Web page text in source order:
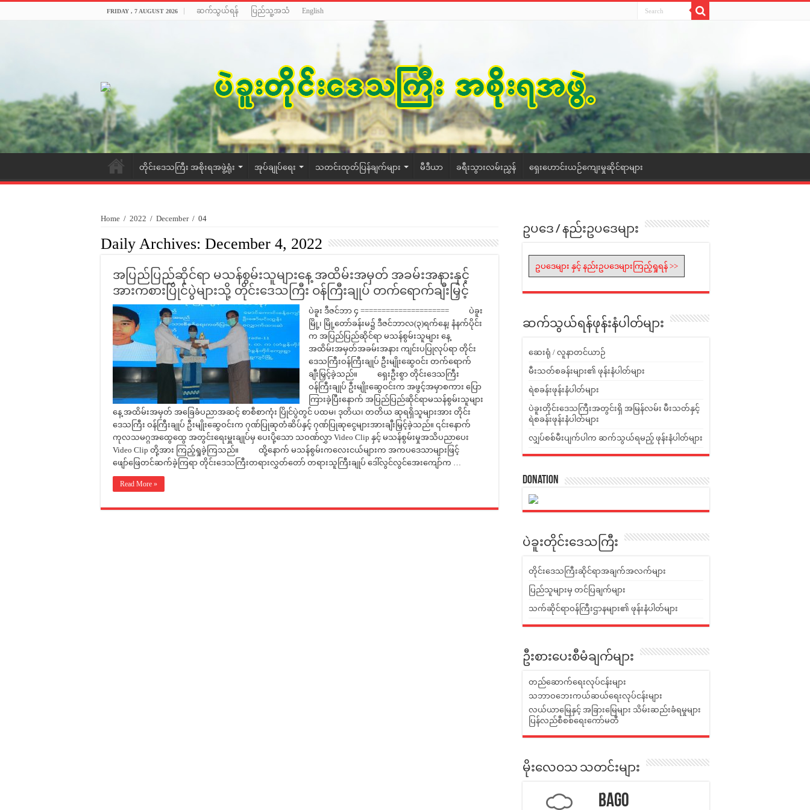
FRIDAY , 7 AUGUST 2026 ဆက်သွယ်ရန် ပြည်သူ့အသံ English
တိုင်းဒေသကြီး အစိုးရအဖွဲ့ရုံး အုပ်ချုပ်ရေး သတင်းထုတ်ပြန်ချက်များ မီဒီယာ ခရီးသွားလမ်းညွှန် ရှေးဟောင်းယဉ်ကျေးမှုဆိုင်ရာများ
Home / 2022 / December / 04
Daily Archives: December 4, 2022
အပြည်ပြည်ဆိုင်ရာ မသန်စွမ်းသူများနေ့ အထိမ်းအမှတ် အခမ်းအနားနှင့်
အားကစားပြိုင်ပွဲများသို့ တိုင်းဒေသကြီး ဝန်ကြီးချုပ် တက်ရောက်ချီးမြှင့်
ပဲခူး ဒီဇင်ဘာ ၄ ===================== ပဲခူး
မြို့၊ မြို့တော်ခန်းမ၌ ဒီဇင်ဘာလ(၃)ရက်နေ့၊ နံနက်ပိုင်း
က အပြည်ပြည်ဆိုင်ရာ မသန်စွမ်းသူများ နေ့
အထိမ်းအမှတ်အခမ်းအနား ကျင်းပပြုလုပ်ရာ တိုင်း
ဒေသကြီးဝန်ကြီးချုပ် ဦးမျိုးဆွေဝင်း တက်ရောက်
ချီးမြှင့်ခဲ့သည်။ ရှေးဦးစွာ တိုင်းဒေသကြီး
ဝန်ကြီးချုပ် ဦးမျိုးဆွေဝင်းက အဖွင့်အမှာစကား ပြော
ကြားခဲ့ပြီးနောက် အပြည်ပြည်ဆိုင်ရာမသန်စွမ်းသူများ
နေ့ အထိမ်းအမှတ် အခြေခံပညာအဆင့် စာစီစာကုံး ပြိုင်ပွဲတွင် ပထမ၊ ဒုတိယ၊ တတိယ ဆုရရှိသူများအား တိုင်း
ဒေသကြီး ဝန်ကြီးချုပ် ဦးမျိုးဆွေဝင်းက ဂုဏ်ပြုဆုတံဆိပ်နှင့် ဂုဏ်ပြုဆုငွေများအားချီးမြှင့်ခဲ့သည်။ ၎င်းနောက်
ကုလသမဂ္ဂအထွေထွေ အတွင်းရေးမှူးချုပ်မှ ပေးပို့သော သဝဏ်လွှာ Video Clip နှင့် မသန်စွမ်းမှုအသိပညာပေး
Video Clip တို့အား ကြည့်ရှုခဲ့ကြသည်။ ထို့နောက် မသန်စွမ်းကလေးငယ်များက အကပဒေသာများဖြင့်
ဖျော်ဖြေတင်ဆက်ခဲ့ကြရာ တိုင်းဒေသကြီးတရားလွှတ်တော် တရားသူကြီးချုပ် ဒေါ်လွင်လွင်အေးကျော်က …
Read More »
ဥပဒေ / နည်းဥပဒေများ
ဥပဒေများ နှင့် နည်းဥပဒေများကြည့်ရှုရန် >>
ဆက်သွယ်ရန်ဖုန်းနံပါတ်များ
ဆေးရုံ / လူနာတင်ယာဉ်
မီးသတ်စခန်းများ၏ ဖုန်းနံပါတ်များ
ရဲစခန်းဖုန်းနံပါတ်များ
ပဲခူးတိုင်းဒေသကြီးအတွင်းရှိ အမြန်လမ်း မီးသတ်နှင့်
ရဲစခန်းဖုန်းနံပါတ်များ
လျှပ်စစ်မီးပျက်ပါက ဆက်သွယ်ရမည့် ဖုန်းနံပါတ်များ
Donation
ပဲခူးတိုင်းဒေသကြီး
တိုင်းဒေသကြီးဆိုင်ရာအချက်အလက်များ
ပြည်သူများမှ တင်ပြချက်များ
သက်ဆိုင်ရာဝန်ကြီးဌာနများ၏ ဖုန်းနံပါတ်များ
ဦးစားပေးစီမံချက်များ
တည်ဆောက်ရေးလုပ်ငန်းများ
သဘာဝဘေးကယ်ဆယ်ရေးလုပ်ငန်းများ
လယ်ယာမြေနှင့် အခြားမြေများ သိမ်းဆည်းခံရမှုများ
ပြန်လည်စီစစ်ရေးကော်မတီ
မိုးလေဝသ သတင်းများ
Bago